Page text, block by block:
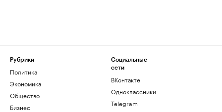
Рубрики
Политика
Экономика
Общество
Бизнес
Социальные
сети
ВКонтакте
Одноклассники
Telegram